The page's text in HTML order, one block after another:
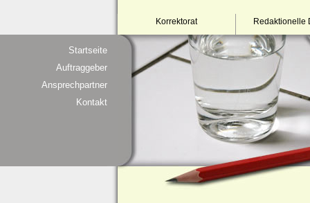
Startseite
Auftraggeber
Ansprechpartner
Kontakt
Korrektorat Redaktionelle